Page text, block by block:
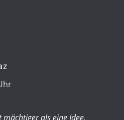
mächtiger als eine Idee,